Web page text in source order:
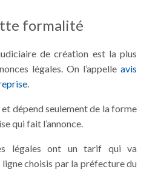
formalité
de création est la plus
légales. On l’appelle avis
.
dépend seulement de la forme
qui fait l’annonce.
légales ont un tarif qui va
choisis par la préfecture du